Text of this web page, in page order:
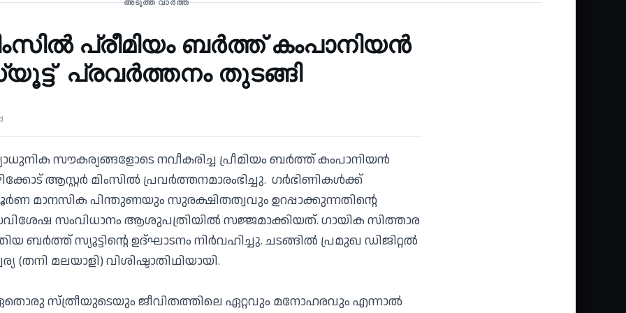
അടുത്ത വാർത്ത
പ്രീമിയം ബർത്ത് കംപാനിയൻ
പ്രവർത്തനം തുടങ്ങി
സൗകര്യങ്ങളോടെ നവീകരിച്ച പ്രീമിയം ബർത്ത് കംപാനിയൻ
ആസ്റ്റർ മിംസിൽ പ്രവർത്തനമാരംഭിച്ചു. ഗർഭിണികൾക്ക്
മാനസിക പിന്തുണയും സുരക്ഷിതത്വവും ഉറപ്പാക്കുന്നതിന്റെ
സംവിധാനം ആശുപത്രിയിൽ സജ്ജമാക്കിയത്. ഗായിക സിത്താര
സ്യൂട്ടിന്റെ ഉദ്ഘാടനം നിർവഹിച്ചു. ചടങ്ങിൽ പ്രമുഖ ഡിജിറ്റൽ
(തനി മലയാളി) വിശിഷ്ടാതിഥിയായി.
സ്ത്രീയുടെയും ജീവിതത്തിലെ ഏറ്റവും മനോഹരവും എന്നാൽ